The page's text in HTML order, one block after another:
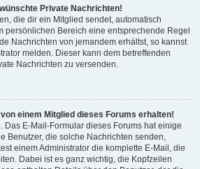
Private Nachrichten!
die dir ein Mitglied sendet, automatisch
persönlichen Bereich eine entsprechende Regel
Nachrichten von jemandem erhältst, so kannst
melden. Dieser kann dem betreffenden
Nachrichten zu versenden.
einem Mitglied dieses Forums erhalten!
Das E-Mail-Formular dieses Forums hat einige
Benutzer, die solche Nachrichten senden,
einem Administrator die komplette E-Mail, die
Dabei ist es ganz wichtig, die Kopfzeilen